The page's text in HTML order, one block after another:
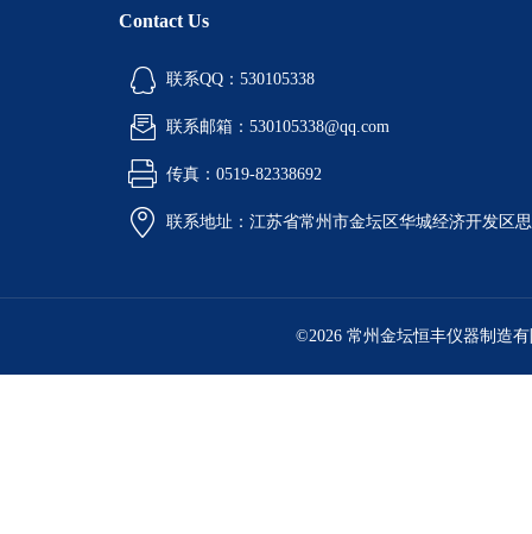
Contact Us
联系QQ：530105338
联系邮箱：530105338@qq.com
传真：0519-82338692
联系地址：江苏省常州市金坛区华城经济开发区
©2026 常州金坛恒丰仪器制造